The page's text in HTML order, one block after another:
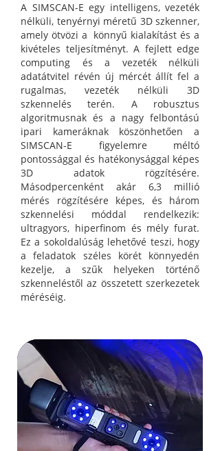
A SIMSCAN-E egy intelligens, vezeték
nélküli, tenyérnyi méretű 3D szkenner,
amely ötvözi a könnyű kialakítást és a
kivételes teljesítményt. A fejlett edge
computing és a vezeték nélküli
adatátvitel révén új mércét állít fel a
rugalmas, vezeték nélküli 3D
szkennelés terén. A robusztus
algoritmusnak és a nagy felbontású
ipari kameráknak köszönhetően a
SIMSCAN-E figyelemre méltó
pontossággal és hatékonysággal képes
3D adatok rögzítésére.
Másodpercenként akár 6,3 millió
mérés rögzítésére képes, és három
szkennelési móddal rendelkezik:
ultragyors, hiperfinom és mély furat.
Ez a sokoldalúság lehetővé teszi, hogy
a feladatok széles körét könnyedén
kezelje, a szűk helyeken történő
szkenneléstől az összetett szerkezetek
méréséig.